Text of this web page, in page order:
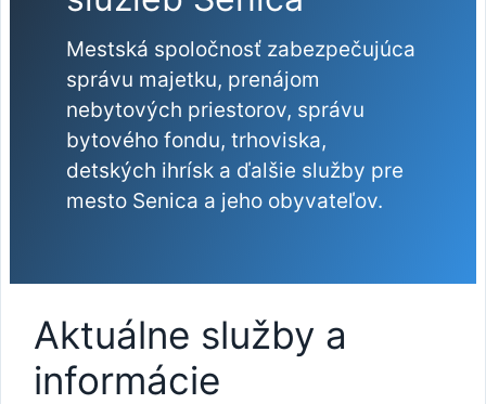
Mestská spoločnosť zabezpečujúca
správu majetku, prenájom
nebytových priestorov, správu
bytového fondu, trhoviska,
detských ihrísk a ďalšie služby pre
mesto Senica a jeho obyvateľov.
Aktuálne služby a
informácie